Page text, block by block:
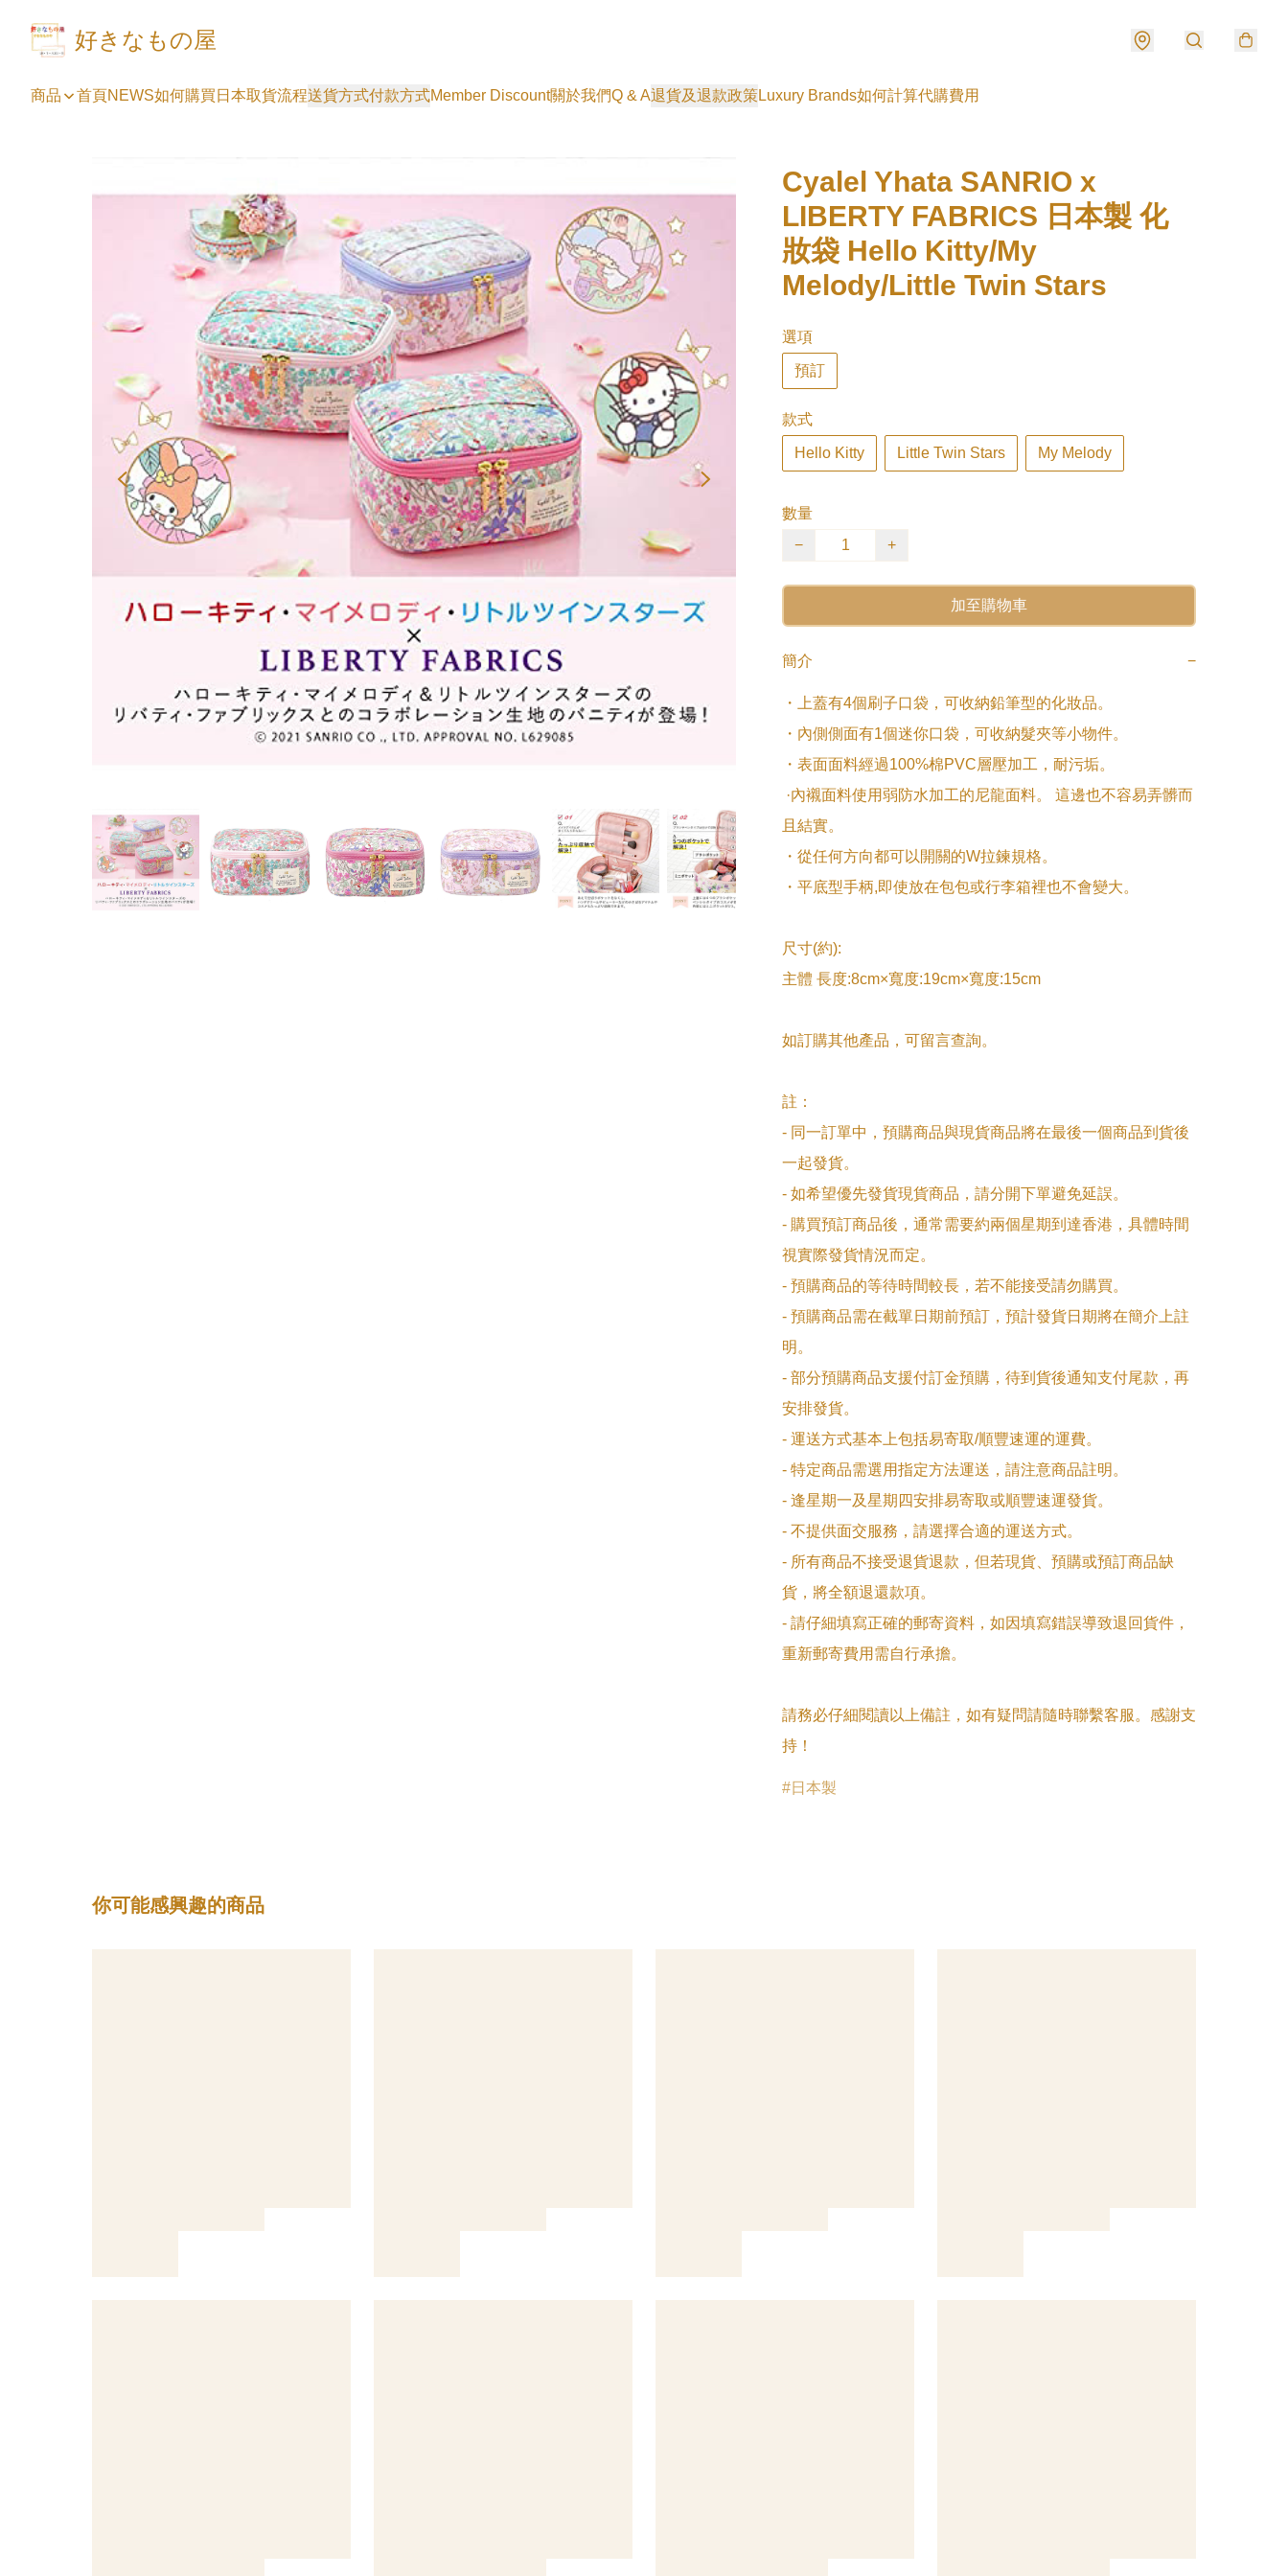
好きなもの屋
商品 首頁NEWS如何購買 日本取貨流程送貨方式付款方式Member Discount關於我們Q & A退貨及退款政策Luxury Brands如何計算代購費用
Cyalel Yhata SANRIO x
LIBERTY FABRICS 日本製 化
妝袋 Hello Kitty/My
Melody/Little Twin Stars
選項
預訂
款式
Hello Kitty Little Twin Stars My Melody
數量
−
+
加至購物車
簡介 −
・上蓋有4個刷子口袋，可收納鉛筆型的化妝品。
・內側側面有1個迷你口袋，可收納髮夾等小物件。
・表面面料經過100%棉PVC層壓加工，耐污垢。
且結實。
・從任何方向都可以開關的W拉鍊規格。
・平底型手柄,即使放在包包或行李箱裡也不會變大。
尺寸(約):
主體 長度:8cm×寬度:19cm×寬度:15cm
如訂購其他產品，可留言查詢。
註：
- 同一訂單中，預購商品與現貨商品將在最後一個商品到貨後
一起發貨。
- 如希望優先發貨現貨商品，請分開下單避免延誤。
- 購買預訂商品後，通常需要約兩個星期到達香港，具體時間
視實際發貨情況而定。
- 預購商品的等待時間較長，若不能接受請勿購買。
- 預購商品需在截單日期前預訂，預計發貨日期將在簡介上註
明。
- 部分預購商品支援付訂金預購，待到貨後通知支付尾款，再
安排發貨。
- 運送方式基本上包括易寄取/順豐速運的運費。
- 特定商品需選用指定方法運送，請注意商品註明。
- 逢星期一及星期四安排易寄取或順豐速運發貨。
- 不提供面交服務，請選擇合適的運送方式。
- 所有商品不接受退貨退款，但若現貨、預購或預訂商品缺
貨，將全額退還款項。
- 請仔細填寫正確的郵寄資料，如因填寫錯誤導致退回貨件，
重新郵寄費用需自行承擔。
請務必仔細閱讀以上備註，如有疑問請隨時聯繫客服。感謝支
持！
日本製
你可能感興趣的商品